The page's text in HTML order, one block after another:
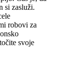
si zasluži.
robovi za
svoje